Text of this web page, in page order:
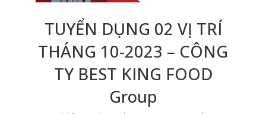
TUYỂN DỤNG 02 VỊ TRÍ
THÁNG 10-2023 – CÔNG
TY BEST KING FOOD
Group